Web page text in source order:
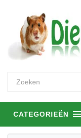
CATEGORIEËN